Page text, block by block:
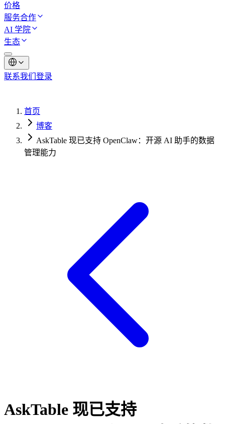
价格
服务合作
AI 学院
生态
联系我们 登录
首页
博客
AskTable 现已支持 OpenClaw：开源 AI 助手的数据
管理能力
AskTable 现已支持